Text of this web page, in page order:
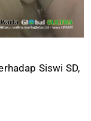
Siswi SD,